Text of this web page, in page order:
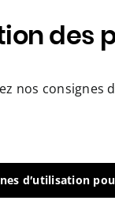
des
nos consignes
d′utilisation